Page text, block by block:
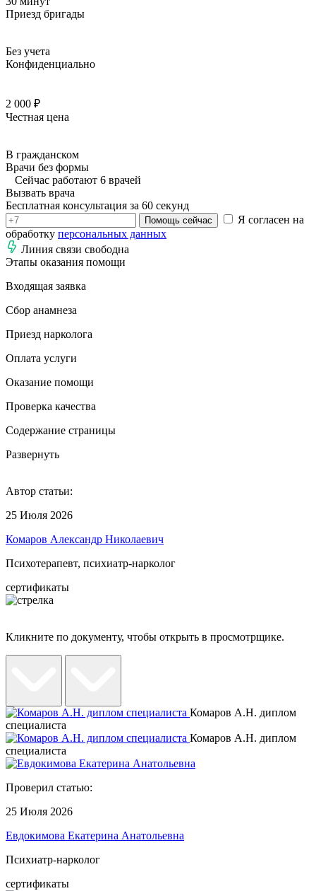
Приезд бригады
Без учета
Конфиденциально
2 000 ₽
Честная цена
В гражданском
Врачи без формы
Сейчас работают 6 врачей
Вызвать врача
Бесплатная консультация за 60 секунд
Помощь сейчас
Я согласен на
обработку персональных данных
Линия связи свободна
Этапы оказания помощи
Входящая заявка
Сбор анамнеза
Приезд нарколога
Оплата услуги
Оказание помощи
Проверка качества
Содержание страницы
Развернуть
Автор статьи:
25 Июля 2026
Комаров Александр Николаевич
Психотерапевт, психиатр-нарколог
сертификаты
Кликните по документу, чтобы открыть в просмотрщике.
Комаров А.Н. диплом
специалиста
Комаров А.Н. диплом
специалиста
Проверил статью:
25 Июля 2026
Евдокимова Екатерина Анатольевна
Психиатр-нарколог
сертификаты